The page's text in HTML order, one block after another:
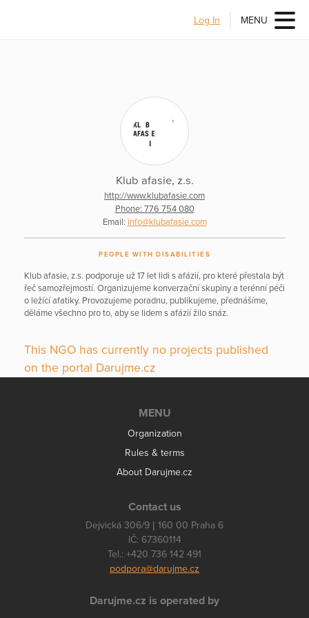
Log In MENU
Klub afasie, z.s.
http://www.klubafasie.com
Phone: 776 754 080
Email: info@klubafasie.com
PEOPLE WITH DISABILITIES
Klub afasie, z.s. podporuje už 17 let lidi s afázií, pro které přestala být
řeč samozřejmostí. Organizujeme konverzační skupiny a terénní péči
o ležící afatiky. Provozujeme poradnu, publikujeme, přednášíme,
děláme všechno pro to, aby se lidem s afázií žilo snáz.
This NGO has currently no projects published
on the portal Darujme.cz
MENU
Organization
Rules & terms
About Darujme.cz
Contact us
Dejvická 306/9 | 160 00 Praha 6
IČ: 67360114
Tel.: +420 736 142 491
podpora@darujme.cz
Darujme.cz is operated by